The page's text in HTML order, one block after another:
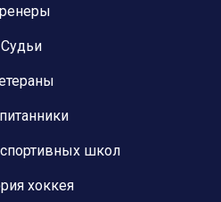
Судьи
школ
хоккея